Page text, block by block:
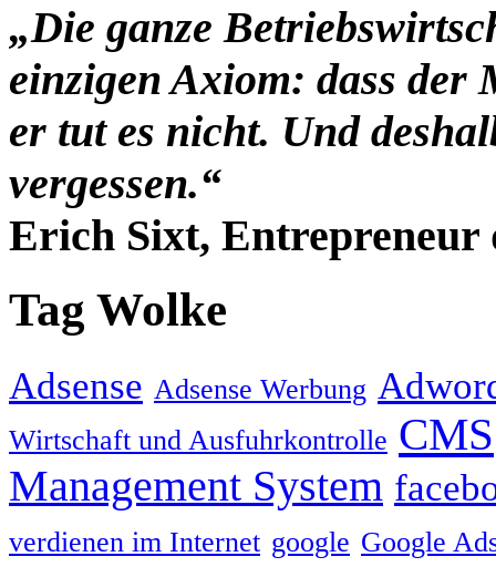
„Die ganze
einzigen Axiom: dass der
er tut es nicht. Und
vergessen.“
Erich Sixt, Entrepreneur
Tag Wolke
Adsense Adsense Werbung
Wirtschaft und Ausfuhrkontrolle CMS
Management System
verdienen im Internet google Google